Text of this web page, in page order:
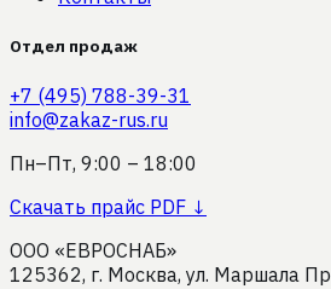
Отдел продаж
+7 (495) 788-39-31
info@zakaz-rus.ru
Пн–Пт, 9:00 – 18:00
Скачать прайс PDF ↓
ООО «ЕВРОСНАБ»
125362, г. Москва, ул. Маршала